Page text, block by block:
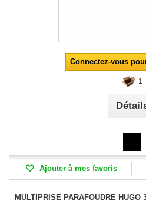
Connectez-vous
1
Ajouter à mes favoris
MULTIPRISE PARAFOUDRE